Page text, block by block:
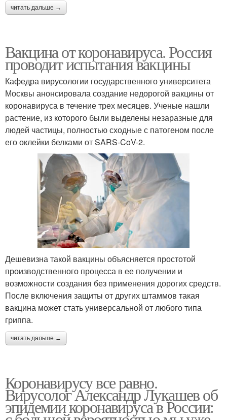
читать дальше →
Вакцина от коронавируса. Россия
проводит испытания вакцины
Кафедра вирусологии государственного университета
Москвы анонсировала создание недорогой вакцины от
коронавируса в течение трех месяцев. Ученые нашли
растение, из которого были выделены незаразные для
людей частицы, полностью сходные с патогеном после
его оклейки белками от SARS-CoV-2.
Дешевизна такой вакцины объясняется простотой
производственного процесса в ее получении и
возможности создания без применения дорогих средств.
После включения защиты от других штаммов такая
вакцина может стать универсальной от любого типа
гриппа.
читать дальше →
Коронавирусу все равно.
Вирусолог Александр Лукашев об
эпидемии коронавируса в России: